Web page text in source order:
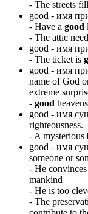
- The streets
good - имя
- Have a good
- The attic
good - имя
- The ticket is
good - имя
name of God
extreme
- good
good - имя
righteousness.
-A mysterious
good - имя
someone or
- He
mankind
- He is too
- The